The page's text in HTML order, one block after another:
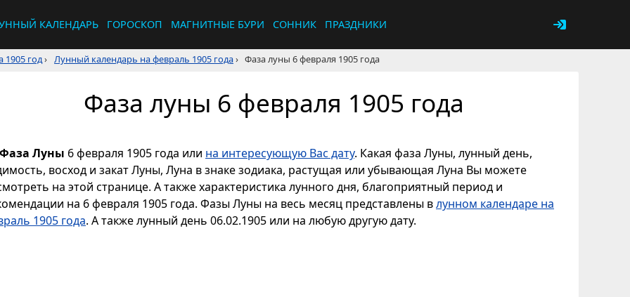
КАЛЕНДАРЬ ГОРОСКОП МАГНИТНЫЕ БУРИ СОННИК ПРАЗДНИКИ
1905 год› Лунный календарь на февраль 1905 года› Фаза луны 6 февраля 1905 года
Фаза луны 6 февраля 1905 года
Фаза Луны 6 февраля 1905 года или на интересующую Вас дату. Какая фаза Луны, лунный день,
восход и закат Луны, Луна в знаке зодиака, растущая или убывающая Луна Вы можете
на этой странице. А также характеристика лунного дня, благоприятный период и
на 6 февраля 1905 года. Фазы Луны на весь месяц представлены влунном календаре на
1905 года. А также лунный день 06.02.1905 или на любую другую дату.